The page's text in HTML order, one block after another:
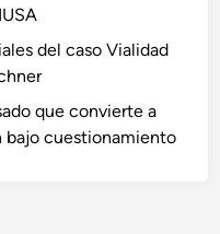
del caso Vialidad
que convierte a
bajo cuestionamiento